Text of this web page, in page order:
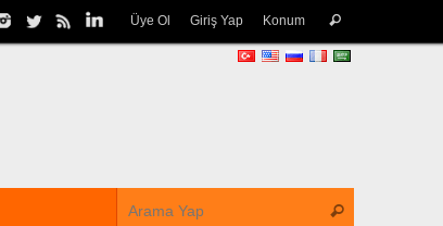
Üye Ol Giriş Yap Konum